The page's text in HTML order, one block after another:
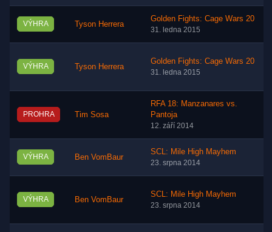
VÝHRA Tyson Herrera
Golden Fights: Cage Wars 20
31. ledna 2015
VÝHRA Tyson Herrera
Golden Fights: Cage Wars 20
31. ledna 2015
PROHRA Tim Sosa
RFA 18: Manzanares vs.
Pantoja
12. září 2014
VÝHRA Ben VomBaur
SCL: Mile High Mayhem
23. srpna 2014
VÝHRA Ben VomBaur
SCL: Mile High Mayhem
23. srpna 2014